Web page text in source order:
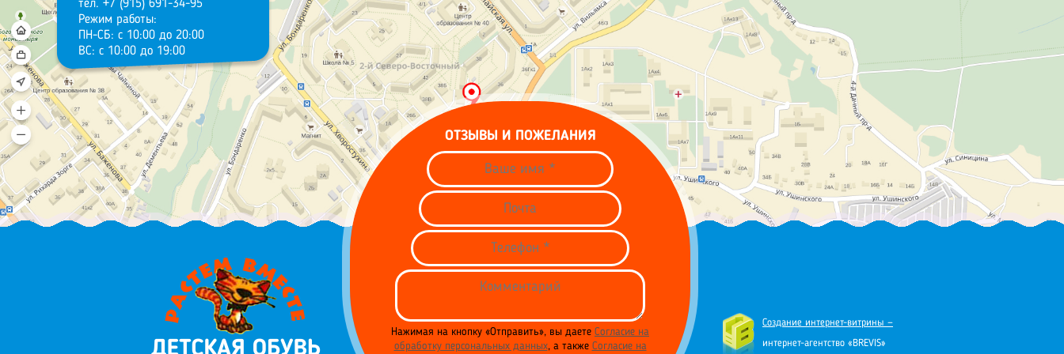
тел. +7 (915) 691-34-95
Режим работы:
ПН-СБ: с 10:00 до 20:00
ВС: с 10:00 до 19:00
Создание интернет-витрины —
интернет-агентство «BREVIS»
ОТЗЫВЫ И ПОЖЕЛАНИЯ
Нажимая на кнопку «Отправить», вы даете Согласие на
обработку персональных данных, а также Согласие на